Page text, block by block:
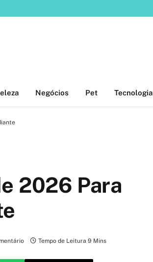
Negócios Pet Tecnologia
2026 Para
Tempo de Leitura 9 Mins